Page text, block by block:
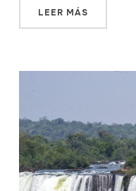
LEER MÁS